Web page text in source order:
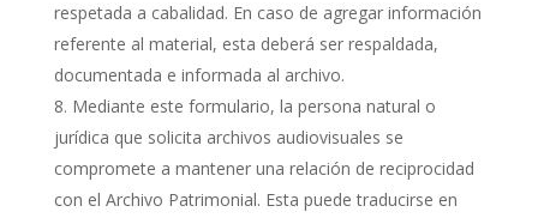
respetada a cabalidad. En caso de agregar información
referente al material, esta deberá ser respaldada,
documentada e informada al archivo.
Mediante este formulario, la persona natural o
jurídica que solicita archivos audiovisuales se
compromete a mantener una relación de reciprocidad
con el Archivo Patrimonial. Esta puede traducirse en